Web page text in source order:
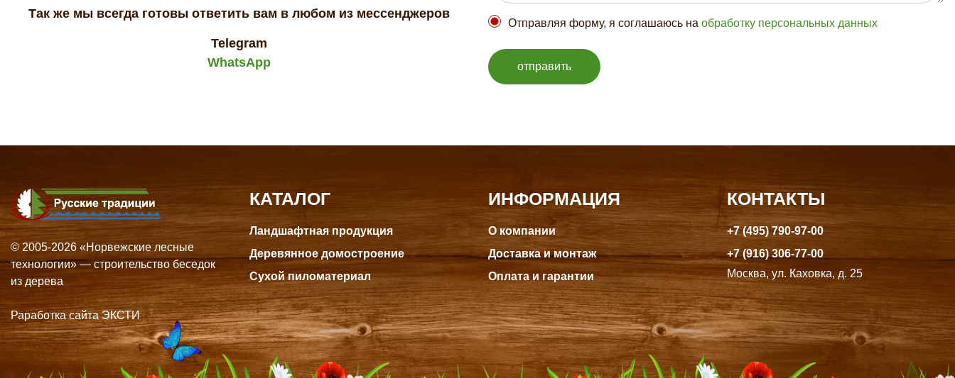
Так же мы всегда готовы ответить вам в любом из мессенджеров
Telegram
WhatsApp
Отправляя форму, я соглашаюсь на обработку персональных данных
отправить
КАТАЛОГ
Ландшафтная продукция
Деревянное домостроение
Сухой пиломатериал
ИНФОРМАЦИЯ
О компании
Доставка и монтаж
Оплата и гарантии
КОНТАКТЫ
+7 (495) 790-97-00
+7 (916) 306-77-00
Москва, ул. Каховка, д. 25
© 2005-2026 «Норвежские лесные
технологии» — строительство беседок
из дерева
Раработка сайта ЭКСТИ